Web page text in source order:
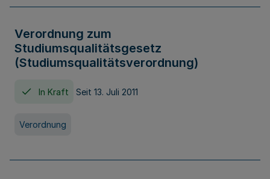
Verordnung zum
Studiumsqualitätsgesetz
(Studiumsqualitätsverordnung)
In Kraft Seit 13. Juli 2011
Verordnung